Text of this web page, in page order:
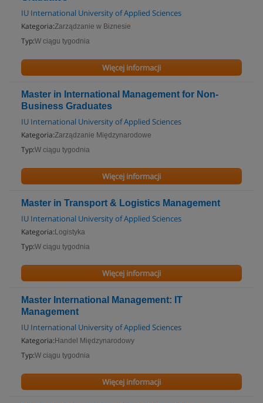
IU International University of Applied Sciences
Kategoria:Zarządzanie w Biznesie
Typ:W ciągu tygodnia
Więcej informacji
Master in International Management for Non-
Business Graduates
IU International University of Applied Sciences
Kategoria:Zarządzanie Międzynarodowe
Typ:W ciągu tygodnia
Więcej informacji
Master in Transport & Logistics Management
IU International University of Applied Sciences
Kategoria: Logistyka
Typ:W ciągu tygodnia
Więcej informacji
Master International Management: IT
Management
IU International University of Applied Sciences
Kategoria: Handel Międzynarodowy
Typ:W ciągu tygodnia
Więcej informacji